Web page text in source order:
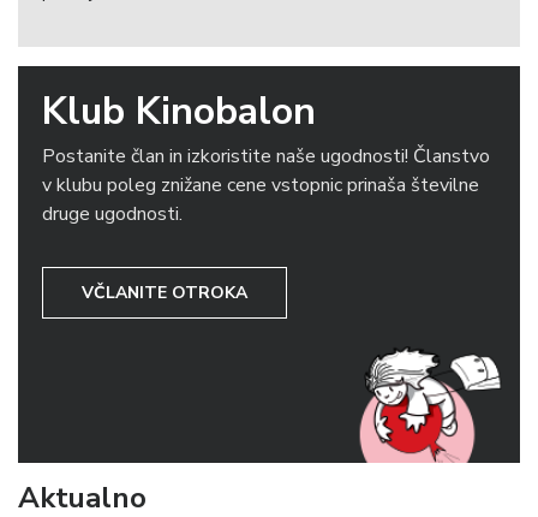
Klub Kinobalon
Postanite član in izkoristite naše ugodnosti! Članstvo
v klubu poleg znižane cene vstopnic prinaša številne
druge ugodnosti.
VČLANITE OTROKA
Aktualno